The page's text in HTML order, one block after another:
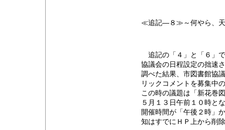
≪追記―８≫～何やら、天
追記の「４」と「６」
協議会の日程設定の拙速
調べた結果、市図書館協
リックコメントを募集中
この時の議題は「新花巻
５月１３日午前１０時と
開催時間が「午後２時」
知はすでにＨＰ上から削